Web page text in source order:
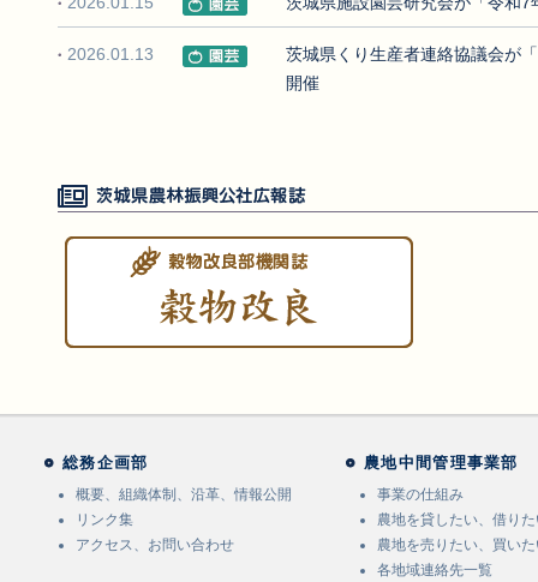
2026.01.13
茨城県くり生産者連絡協議会が
開催
総務企画部
概要、組織体制、沿革、情報公開
リンク集
アクセス、お問い合わせ
農地中間管理事業部
事業の仕組み
農地を貸したい、借り
農地を売りたい、買い
各地域連絡先一覧